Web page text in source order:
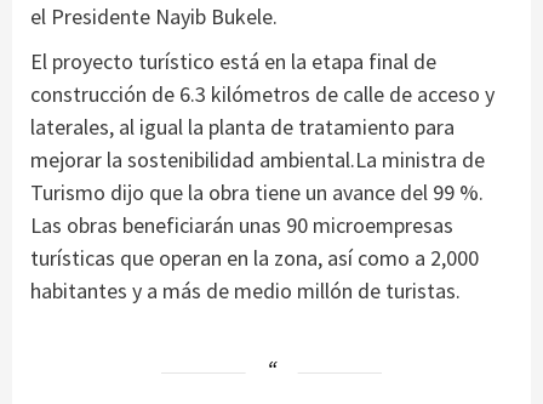
el Presidente Nayib Bukele.
El proyecto turístico está en la etapa final de
construcción de 6.3 kilómetros de calle de acceso y
laterales, al igual la planta de tratamiento para
mejorar la sostenibilidad ambiental.La ministra de
Turismo dijo que la obra tiene un avance del 99 %.
Las obras beneficiarán unas 90 microempresas
turísticas que operan en la zona, así como a 2,000
habitantes y a más de medio millón de turistas.